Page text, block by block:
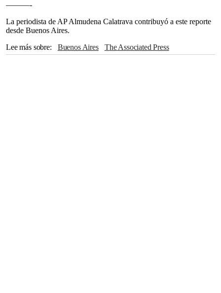
———-
La periodista de AP Almudena Calatrava contribuyó a este reporte
desde Buenos Aires.
Lee más sobre
Buenos Aires The Associated Press